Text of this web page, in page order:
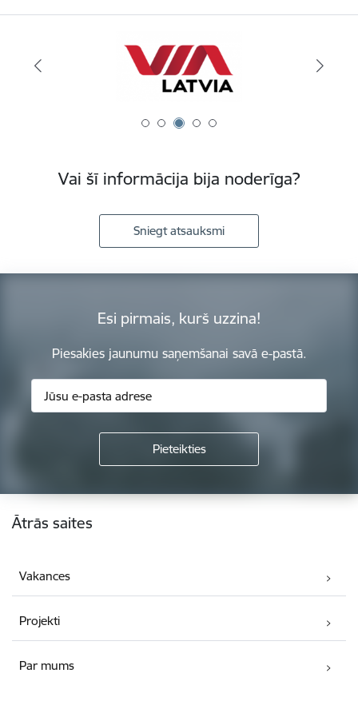
Vai šī informācija bija noderīga?
Sniegt atsauksmi
Esi pirmais, kurš uzzina!
Piesakies jaunumu saņemšanai savā e-pastā.
Kājene
Ātrās saites
Vakances
Projekti
Par mums